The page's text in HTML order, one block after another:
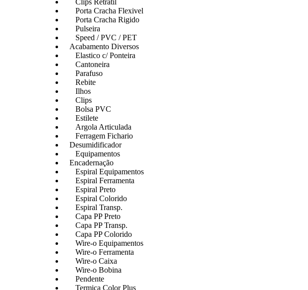
Clips Retratil
Porta Cracha Flexivel
Porta Cracha Rigido
Pulseira
Speed / PVC / PET
Acabamento Diversos
Elastico c/ Ponteira
Cantoneira
Parafuso
Rebite
Ilhos
Clips
Bolsa PVC
Estilete
Argola Articulada
Ferragem Fichario
Desumidificador
Equipamentos
Encadernação
Espiral Equipamentos
Espiral Ferramenta
Espiral Preto
Espiral Colorido
Espiral Transp.
Capa PP Preto
Capa PP Transp.
Capa PP Colorido
Wire-o Equipamentos
Wire-o Ferramenta
Wire-o Caixa
Wire-o Bobina
Pendente
Termica Color Plus